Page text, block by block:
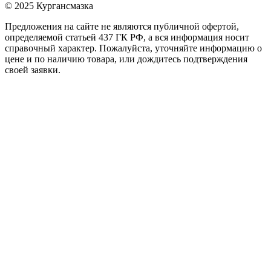
© 2025 Кургансмазка
Предложения на сайте не являются публичной офертой,
определяемой статьей 437 ГК РФ, а вся информация носит
справочный характер. Пожалуйста, уточняйте информацию о
цене и по наличию товара, или дождитесь подтверждения
своей заявки.